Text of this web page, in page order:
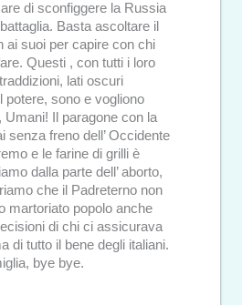
di sconfiggere la Russia
Basta ascoltare il
ai suoi per capire con chi
Questi , con tutti i loro
lati oscuri
potere, sono e vogliono
Umani! Il paragone con la
senza freno dell’ Occidente
e le farine di grilli è
dalla parte dell’ aborto,
che il Padreterno non
martoriato popolo anche
di chi ci assicurava
di tutto il bene degli italiani.
bye bye.